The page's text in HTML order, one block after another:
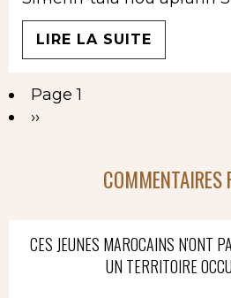
LIRE LA SUITE
Pagination
Page 1
Page
››
COMMENTAIRES
CES JEUNES MAROCAINS N'ONT
UN TERRITOIRE